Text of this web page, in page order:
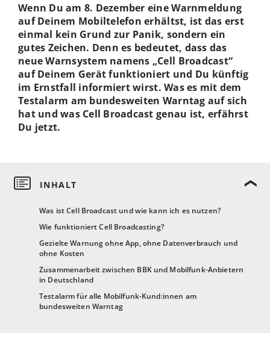
Was ist Cell Broadcast und wie kann ich es nutzen?
Wie funktioniert Cell Broadcasting?
Gezielte Warnung ohne App, ohne Datenverbrauch und
ohne Kosten
Zusammenarbeit zwischen BBK und Mobilfunk-Anbietern
in Deutschland
Testalarm für alle Mobilfunk-Kund:innen am
bundesweiten Warntag
Wenn Du am 8. Dezember eine Warnmeldung
auf Deinem Mobiltelefon erhältst, ist das erst
einmal kein Grund zur Panik, sondern ein
gutes Zeichen. Denn es bedeutet, dass das
neue Warnsystem namens „Cell Broadcast“
auf Deinem Gerät funktioniert und Du künftig
im Ernstfall informiert wirst. Was es mit dem
Testalarm am bundesweiten Warntag auf sich
hat und was Cell Broadcast genau ist, erfährst
Du jetzt.